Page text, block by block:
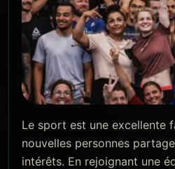
Le sport est une excellente
nouvelles personnes
intérêts. En rejoignant une